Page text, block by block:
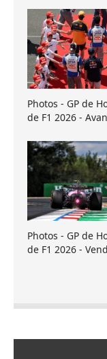
Photos - GP de
de F1 2026 -
Photos - GP de
de F1 2026 -